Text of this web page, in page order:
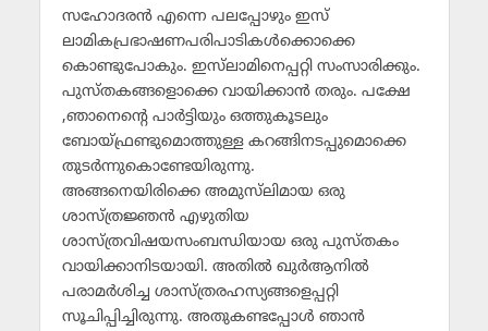
സഹോദരന്‍ എന്നെ പലപ്പോഴും ഇസ്
ലാമികപ്രഭാഷണപരിപാടികള്‍ക്കൊക്കെ
കൊണ്ടുപോകും. ഇസ്‌ലാമിനെപ്പറ്റി സംസാരിക്കും.
പുസ്തകങ്ങളൊക്കെ വായിക്കാന്‍ തരും. പക്ഷേ
,ഞാനെന്റെ പാര്‍ട്ടിയും ഒത്തുകൂടലും
ബോയ്ഫ്രണ്ടുമൊത്തുള്ള കറങ്ങിനടപ്പുമൊക്കെ
തുടര്‍ന്നുകൊണ്ടേയിരുന്നു.
അങ്ങനെയിരിക്കെ അമുസ്‌ലിമായ ഒരു
ശാസ്ത്രജ്ഞന്‍ എഴുതിയ
ശാസ്ത്രവിഷയസംബന്ധിയായ ഒരു പുസ്തകം
വായിക്കാനിടയായി. അതില്‍ ഖുര്‍ആനില്‍
പരാമര്‍ശിച്ച ശാസ്ത്രരഹസ്യങ്ങളെപ്പറ്റി
സൂചിപ്പിച്ചിരുന്നു. അതുകണ്ടപ്പോള്‍ ഞാന്‍